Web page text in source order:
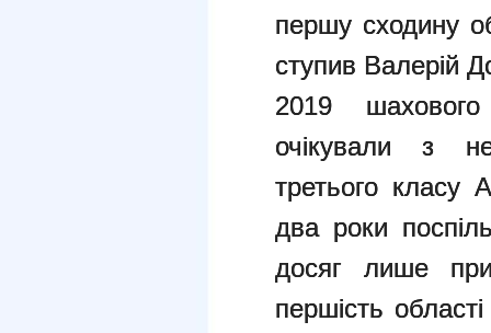
першу сходину
ступив Валерій
2019
очікували з
третього класу
два роки
досяг лише
першість